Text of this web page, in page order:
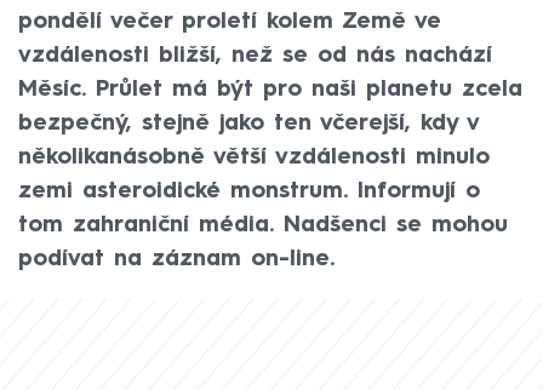
pondělí večer proletí kolem Země ve
vzdálenosti bližší, než se od nás nachází
Měsíc. Průlet má být pro naši planetu zcela
bezpečný, stejně jako ten včerejší, kdy v
několikanásobně větší vzdálenosti minulo
zemi asteroidické monstrum. Informují o
tom zahraniční média. Nadšenci se mohou
podívat na záznam on-line.